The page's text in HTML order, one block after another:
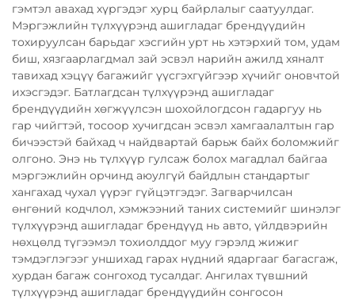
гэмтэл авахад хүргэдэг хурц байрлалыг саатуулдаг.
Мэргэжлийн түлхүүрэнд ашигладаг брендүүдийн
тохируулсан барьдаг хэсгийн урт нь хэтэрхий том, удам
биш, хязгаарлагдмал зай эсвэл нарийн ажилд хяналт
тавихад хэцүү багажийг үүсгэхгүйгээр хүчийг оновчтой
ихэсгэдэг. Батлагдсан түлхүүрэнд ашигладаг
брендүүдийн хөгжүүлсэн шохойлогдсон гадаргуу нь
гар чийгтэй, тосоор хучигдсан эсвэл хамгаалалтын гар
бичээстэй байхад ч найдвартай барьж байх боломжийг
олгоно. Энэ нь түлхүүр гулсаж болох магадлал байгаа
мэргэжлийн орчинд аюулгүй байдлын стандартыг
хангахад чухал үүрэг гүйцэтгэдэг. Загварчилсан
өнгөний кодчлол, хэмжээний таних системийг шинэлэг
түлхүүрэнд ашигладаг брендүүд нь авто, үйлдвэрийн
нөхцөлд түгээмэл тохиолддог муу гэрэлд жижиг
тэмдэглэгээг уншихад гарах нүдний ядаргааг багасгаж,
хурдан багаж сонгоход тусалдаг. Ангилах түвшний
түлхүүрэнд ашигладаг брендүүдийн сонгосон